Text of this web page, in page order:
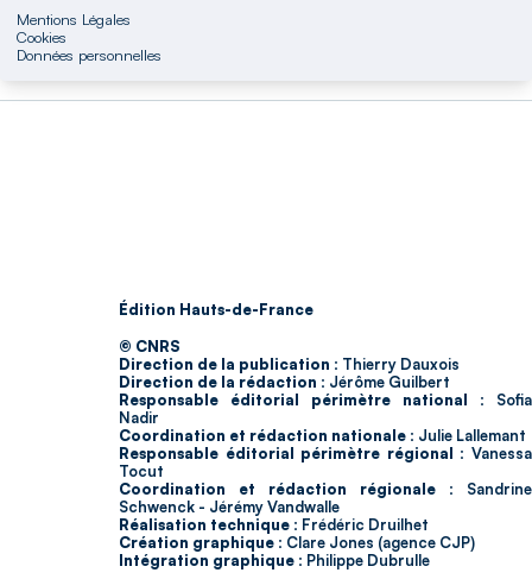
Mentions Légales
Cookies
Données personnelles
Édition Hauts-de-France
© CNRS
Direction de la publication : Thierry Dauxois
Direction de la rédaction : Jérôme Guilbert
Responsable éditorial périmètre national : Sofia
Nadir
Coordination et rédaction nationale : Julie Lallemant
Responsable éditorial périmètre régional : Vanessa
Tocut
Coordination et rédaction régionale : Sandrine
Schwenck - Jérémy Vandwalle
Réalisation technique : Frédéric Druilhet
Création graphique : Clare Jones (agence CJP)
Intégration graphique : Philippe Dubrulle